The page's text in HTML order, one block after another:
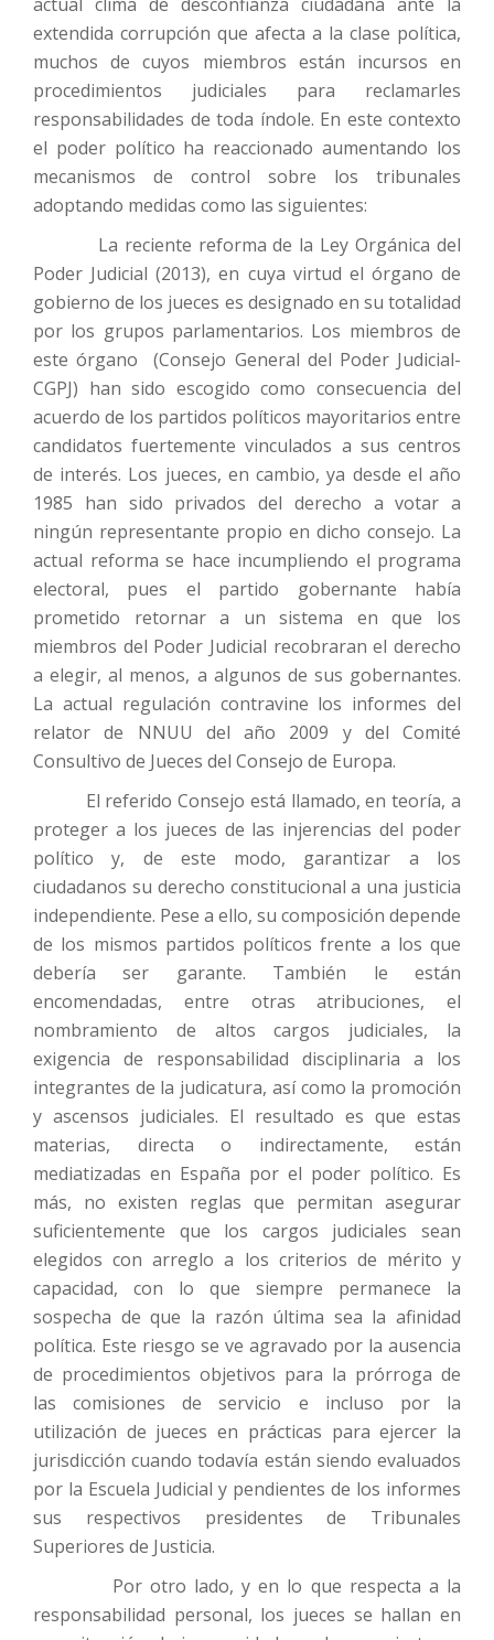
extendida corrupción que afecta a la clase política,
muchos de cuyos miembros están incursos en
procedimientos judiciales para reclamarles
responsabilidades de toda índole. En este contexto
el poder político ha reaccionado aumentando los
mecanismos de control sobre los tribunales
adoptando medidas como las siguientes:
La reciente reforma de la Ley Orgánica del
Poder Judicial (2013), en cuya virtud el órgano de
gobierno de los jueces es designado en su totalidad
por los grupos parlamentarios. Los miembros de
este órgano (Consejo General del Poder Judicial-
CGPJ) han sido escogido como consecuencia del
acuerdo de los partidos políticos mayoritarios entre
candidatos fuertemente vinculados a sus centros
de interés. Los jueces, en cambio, ya desde el año
1985 han sido privados del derecho a votar a
ningún representante propio en dicho consejo. La
actual reforma se hace incumpliendo el programa
electoral, pues el partido gobernante había
prometido retornar a un sistema en que los
miembros del Poder Judicial recobraran el derecho
a elegir, al menos, a algunos de sus gobernantes.
La actual regulación contravine los informes del
relator de NNUU del año 2009 y del Comité
Consultivo de Jueces del Consejo de Europa.
El referido Consejo está llamado, en teoría, a
proteger a los jueces de las injerencias del poder
político y, de este modo, garantizar a los
ciudadanos su derecho constitucional a una justicia
independiente. Pese a ello, su composición depende
de los mismos partidos políticos frente a los que
debería ser garante. También le están
encomendadas, entre otras atribuciones, el
nombramiento de altos cargos judiciales, la
exigencia de responsabilidad disciplinaria a los
integrantes de la judicatura, así como la promoción
y ascensos judiciales. El resultado es que estas
materias, directa o indirectamente, están
mediatizadas en España por el poder político. Es
más, no existen reglas que permitan asegurar
suficientemente que los cargos judiciales sean
elegidos con arreglo a los criterios de mérito y
capacidad, con lo que siempre permanece la
sospecha de que la razón última sea la afinidad
política. Este riesgo se ve agravado por la ausencia
de procedimientos objetivos para la prórroga de
las comisiones de servicio e incluso por la
utilización de jueces en prácticas para ejercer la
jurisdicción cuando todavía están siendo evaluados
por la Escuela Judicial y pendientes de los informes
sus respectivos presidentes de Tribunales
Superiores de Justicia.
Por otro lado, y en lo que respecta a la
responsabilidad personal, los jueces se hallan en